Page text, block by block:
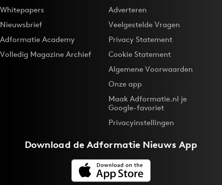
Whitepapers
Nieuwsbrief
Adformatie Academy
Volledig Magazine Archief
Adverteren
Veelgestelde Vragen
Privacy Statement
Cookie Statement
Algemene Voorwaarden
Onze app
Maak Adformatie.nl je
Google-favoriet
Privacyinstellingen
Download deAdformatie Nieuws App